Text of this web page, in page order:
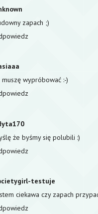
zapach ;)
muszę wypróbować :-)
że byśmy się polubili :)
testuje
ciekawa czy zapach